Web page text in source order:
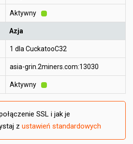
Aktywny
Azja
1 dla CuckatooC32
asia-grin.2miners.com:13030
Aktywny
SSL i jak je
z ustawień standardowych